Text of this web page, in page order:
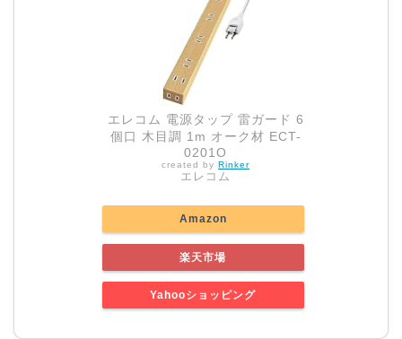
エレコム 電源タップ 雷ガード 6
個口 木目調 1m オーク材 ECT-
0201O
created by Rinker
エレコム
Amazon
楽天市場
Yahooショッピング